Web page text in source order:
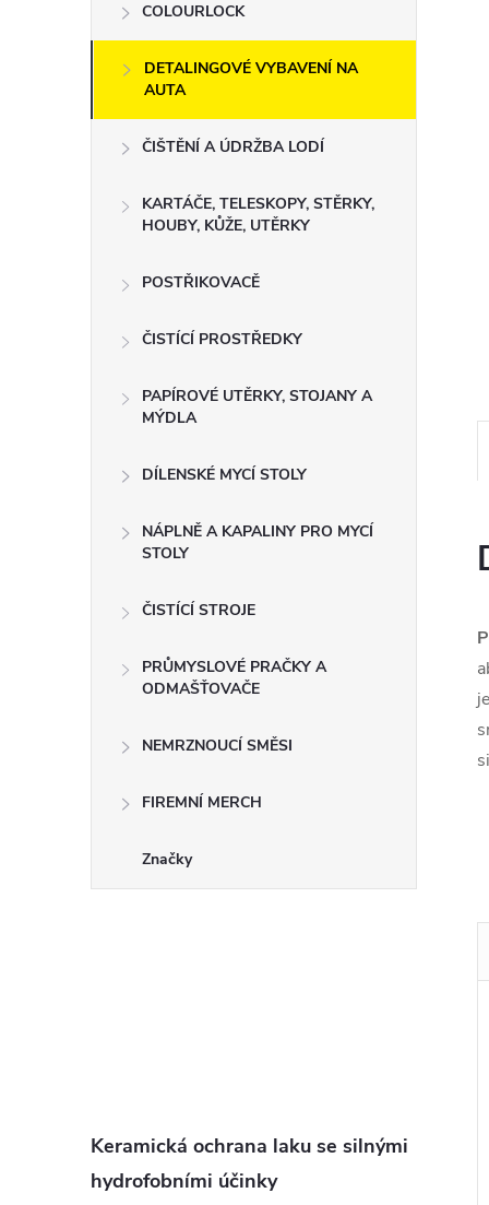
í
COLOURLOCK
DETALINGOVÉ VYBAVENÍ NA
AUTA
ČIŠTĚNÍ A ÚDRŽBA LODÍ
KARTÁČE, TELESKOPY, STĚRKY,
HOUBY, KŮŽE, UTĚRKY
POSTŘIKOVACĚ
ČISTÍCÍ PROSTŘEDKY
PAPÍROVÉ UTĚRKY, STOJANY A
MÝDLA
DÍLENSKÉ MYCÍ STOLY
NÁPLNĚ A KAPALINY PRO MYCÍ
STOLY
ČISTÍCÍ STROJE
PRŮMYSLOVÉ PRAČKY A
ODMAŠŤOVAČE
NEMRZNOUCÍ SMĚSI
FIREMNÍ MERCH
Značky
Keramická ochrana laku se silnými
hydrofobními účinky